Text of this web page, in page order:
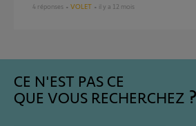
4 réponses VOLET il y a 12 mois
CE N'EST PAS CE
QUE VOUS RECHERCHEZ